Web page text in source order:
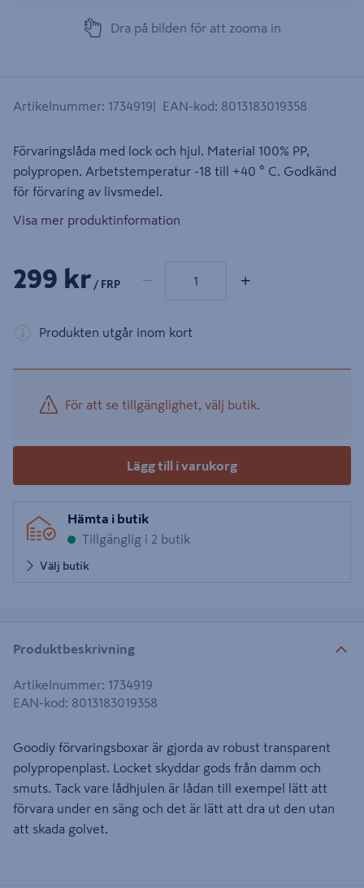
Dra på bilden för att zooma in
Artikelnummer: 1734919 EAN-kod: 8013183019358
Förvaringslåda med lock och hjul. Material 100% PP,
polypropen. Arbetstemperatur -18 till +40 ° C. Godkänd
för förvaring av livsmedel.
Visa mer produktinformation
299 kr / FRP − +
Produkten utgår inom kort
För att se tillgänglighet, välj butik.
Lägg till i varukorg
Hämta i butik
Tillgänglig i 2 butik
Välj butik
Produktbeskrivning
Artikelnummer: 1734919
EAN-kod: 8013183019358
Goodiy förvaringsboxar är gjorda av robust transparent
polypropenplast. Locket skyddar gods från damm och
smuts. Tack vare lådhjulen är lådan till exempel lätt att
förvara under en säng och det är lätt att dra ut den utan
att skada golvet.